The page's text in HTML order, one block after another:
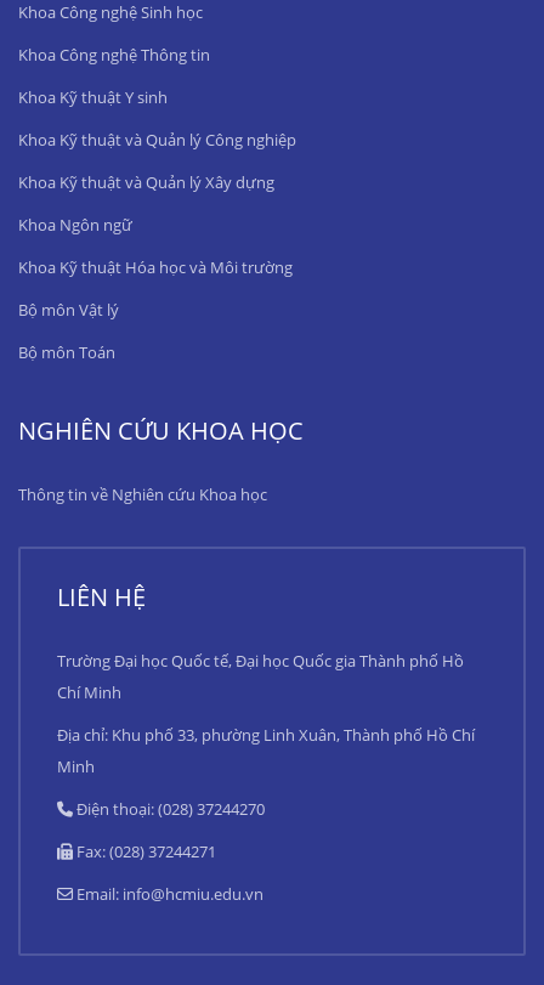
Khoa Công nghệ Sinh học
Khoa Công nghệ Thông tin
Khoa Kỹ thuật Y sinh
Khoa Kỹ thuật và Quản lý Công nghiệp
Khoa Kỹ thuật và Quản lý Xây dựng
Khoa Ngôn ngữ
Khoa Kỹ thuật Hóa học và Môi trường
Bộ môn Vật lý
Bộ môn Toán
NGHIÊN CỨU KHOA HỌC
Thông tin về Nghiên cứu Khoa học
LIÊN HỆ
Trường Đại học Quốc tế, Đại học Quốc gia Thành phố Hồ
Chí Minh
Địa chỉ: Khu phố 33, phường Linh Xuân, Thành phố Hồ Chí
Minh
Điện thoại: (028) 37244270
Fax: (028) 37244271
Email: info@hcmiu.edu.vn